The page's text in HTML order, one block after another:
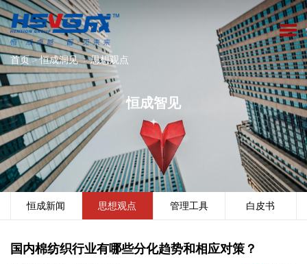
恒成智见
首页 > 恒成洞见 > 思想观点
恒成新闻 思想观点 管理工具 白皮书
国内棉纺织行业有哪些分化趋势和相应对策？